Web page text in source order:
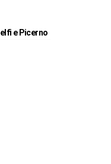
e Picerno